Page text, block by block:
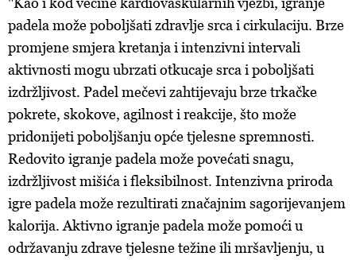
ažurirati klikom na „Prikaži detalje“. Privolu možete u bilo
kojem trenutku povući bez negativnih posljedica.
padela može poboljšati zdravlje srca i cirkulaciju. Brze
promjene smjera kretanja i intenzivni intervali
aktivnosti mogu ubrzati otkucaje srca i poboljšati
izdržljivost. Padel mečevi zahtijevaju brze trkačke
pokrete, skokove, agilnost i reakcije, što može
pridonijeti poboljšanju opće tjelesne spremnosti.
Redovito igranje padela može povećati snagu,
izdržljivost mišića i fleksibilnost. Intenzivna priroda
igre padela može rezultirati značajnim sagorijevanjem
kalorija. Aktivno igranje padela može pomoći u
održavanju zdrave tjelesne težine ili mršavljenju, u